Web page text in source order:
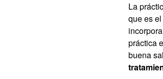
La
que es
práctica
buena